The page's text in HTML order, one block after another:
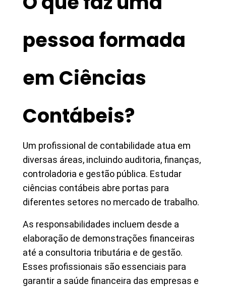
pessoa formada
em Ciências
Contábeis?
Um profissional de contabilidade atua em
diversas áreas, incluindo auditoria, finanças,
controladoria e gestão pública. Estudar
ciências contábeis abre portas para
diferentes setores no mercado de trabalho.
As responsabilidades incluem desde a
elaboração de demonstrações financeiras
até a consultoria tributária e de gestão.
Esses profissionais são essenciais para
garantir a saúde financeira das empresas e